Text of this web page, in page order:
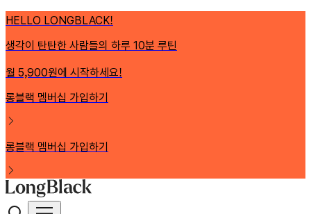
HELLO LONGBLACK!
생각이 탄탄한 사람들의 하루 10분 루틴
월 5,900원에 시작하세요!
롱블랙 멤버십 가입하기
롱블랙 멤버십 가입하기